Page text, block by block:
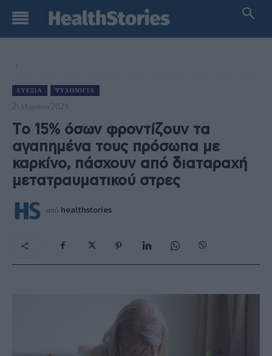
ΕΥΕΞΊΑ ΨΥΧΟΛΟΓΊΑ
21 Μαρτίου 2025
Tο 15% όσων φροντίζουν τα
αγαπημένα τους πρόσωπα με
καρκίνο, πάσχουν από διαταραχή
μετατραυματικού στρες
από healthstories